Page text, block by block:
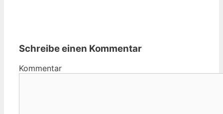
Schreibe einen Kommentar
Kommentar